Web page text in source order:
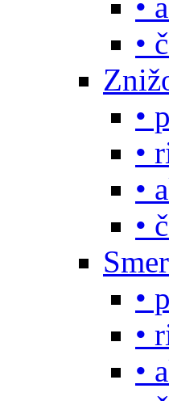
•
•
•
•
•
•
•
•